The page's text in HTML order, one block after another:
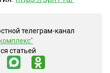
телеграм-канал
статьей